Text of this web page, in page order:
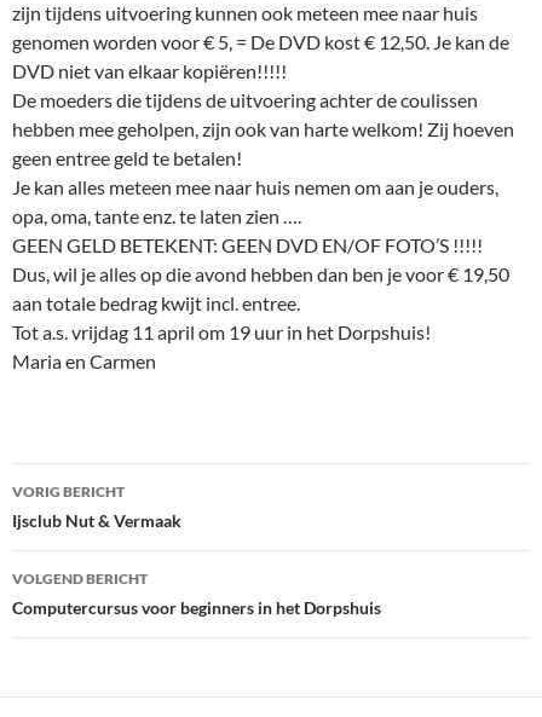
zijn tijdens uitvoering kunnen ook meteen mee naar huis
genomen worden voor € 5, = De DVD kost € 12,50. Je kan de
DVD niet van elkaar kopiëren!!!!!
De moeders die tijdens de uitvoering achter de coulissen
hebben mee geholpen, zijn ook van harte welkom! Zij hoeven
geen entree geld te betalen!
Je kan alles meteen mee naar huis nemen om aan je ouders,
opa, oma, tante enz. te laten zien ….
GEEN GELD BETEKENT: GEEN DVD EN/OF FOTO’S !!!!!
Dus, wil je alles op die avond hebben dan ben je voor € 19,50
aan totale bedrag kwijt incl. entree.
Tot a.s. vrijdag 11 april om 19 uur in het Dorpshuis!
Maria en Carmen
Bericht
navigatie
VORIG BERICHT
Ijsclub Nut & Vermaak
VOLGEND BERICHT
Computercursus voor beginners in het Dorpshuis